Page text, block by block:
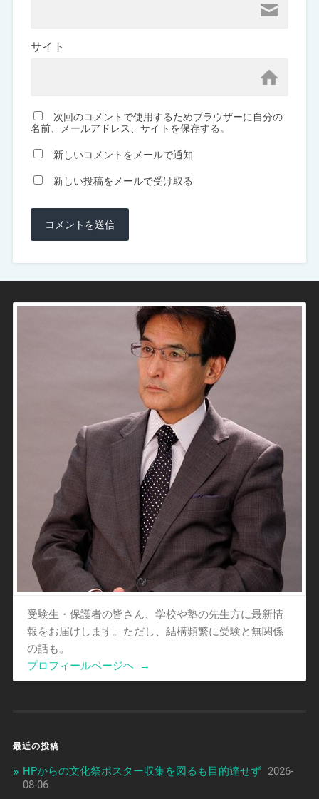
サイト
次回のコメントで使用するためブラウザーに自分の
名前、メールアドレス、サイトを保存する。
新しいコメントをメールで通知
新しい投稿をメールで受け取る
受験生・保護者の皆さん、学校や塾の先生方に最新情
報をお届けします。ただし、結構頻繁に受験と無関係
の話も。
プロフィールページヘ
→
最近の投稿
HPからの文化祭ポスター収集を図るも目的達せず 2026-
08-06